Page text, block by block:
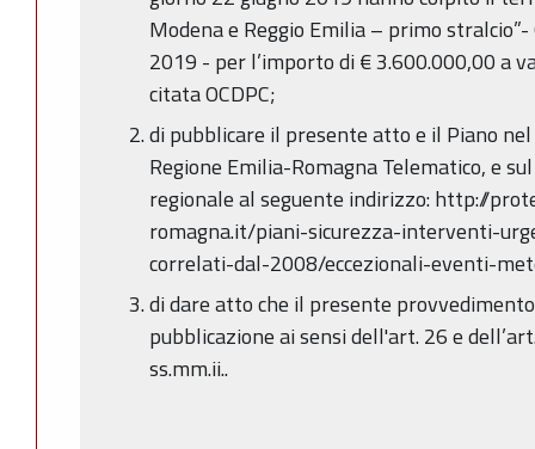
Modena e Reggio Emilia – primo
2019 - per l’importo di € 3.600.000,00 a
citata OCDPC;
di pubblicare il presente atto e il Piano
Regione Emilia-Romagna Telematico, e
regionale al seguente indirizzo: http://
romagna.it/piani-sicurezza-interventi-
correlati-dal-2008/eccezionali-eventi-
di dare atto che il presente
pubblicazione ai sensi dell'art. 26 e
ss.mm.ii..